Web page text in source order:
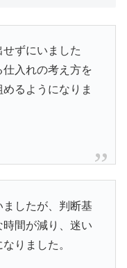
ずにいました
入れの考え方を
るようになりま
したが、判断基
間が減り、迷い
りました。